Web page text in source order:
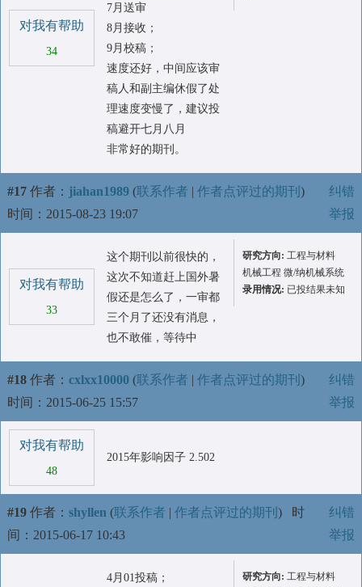
对我有帮助
34
7月送审
8月接收；
9月校稿；
速度还好，中间应该审
稿人和副主编休假了处
理速度变慢了，建议投
稿避开七月八月
非常好的期刊。
#17 作者： jiahan1989 (联系作者 | 作者点评过的期刊 )
时间：2015-08-23 19:07
纠错
举报
对我有帮助
33
这个期刊以前很快的，
这次不知道赶上国外暑
假还是怎么了，一审都
三个月了还没有消息，
也不敢催，等待中
研究方向: 工程与材料
机械工程 微/纳机械系统
录用情况: 已投结果未知
#18 作者： cxlxx10000 (联系作者 | 作者点评过的期刊 )
时间：2015-06-25 15:57
纠错
举报
对我有帮助
48
2015年影响因子 2.502
#19 作者： shyllen (联系作者 | 作者点评过的期刊 ) 时
间：2015-06-17 10:43
纠错
举报
4月01投稿；
研究方向: 工程与材料